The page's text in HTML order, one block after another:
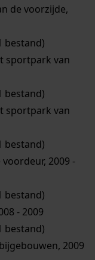
de voorzijde,
bestand)
sportpark van
bestand)
sportpark van
bestand)
2009 -
bestand)
- 2009
bestand)
2009